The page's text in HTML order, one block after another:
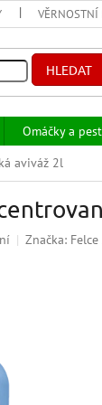
VĚRNOSTNÍ
HLEDAT
Omáčky a
aviváž 2l
Značka: